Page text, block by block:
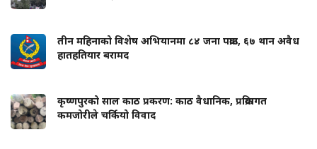
तीन महिनाको विशेष अभियानमा ८४ जना पक्राउ, ६७ थान अवैध
हातहतियार बरामद
कृष्णपुरको साल काठ प्रकरण: काठ वैधानिक, प्रक्रियागत
कमजोरीले चर्कियो विवाद